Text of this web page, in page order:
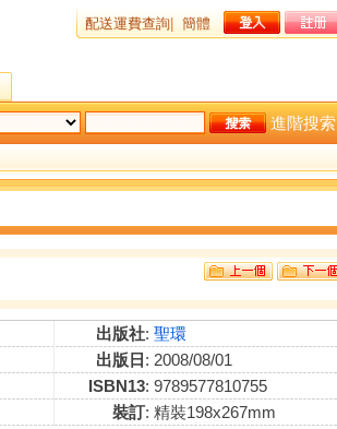
配送運費查詢 簡體
進階搜索
出版社: 聖環
出版日 : 2008/08/01
ISBN13: 9789577810755
裝訂: 精裝198x267mm